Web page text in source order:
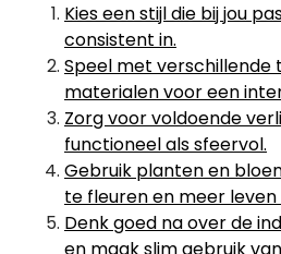
Kies een stijl die bij jou
consistent in.
Speel met verschillende
materialen voor een
Zorg voor voldoende
functioneel als sfeervol.
Gebruik planten en
te fleuren en meer leven
Denk goed na over de